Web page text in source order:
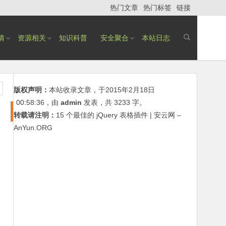
热门文章 热门标签 链接
资源相关 知识科普 安全聚合 本站日志
版权声明： 本站收录文章，于2015年2月18日
00:58:36 ，由 admin 发表，共 3233 字。
转载请注明： 15 个最佳的 jQuery 表格插件 | 安云网 –
AnYun.ORG